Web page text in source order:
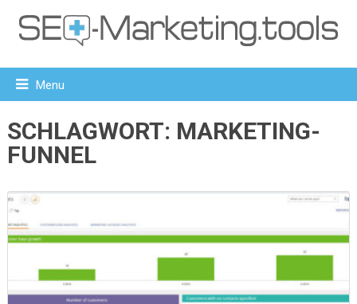
Menu
SCHLAGWORT: MARKETING-
FUNNEL